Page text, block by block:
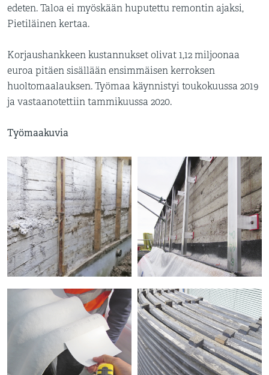
edeten. Taloa ei myöskään huputettu remontin ajaksi,
Pietiläinen kertaa.
Korjaushankkeen kustannukset olivat 1,12 miljoonaa
euroa pitäen sisällään ensimmäisen kerroksen
huoltomaalauksen. Työmaa käynnistyi toukokuussa 2019
ja vastaanotettiin tammikuussa 2020.
Työmaakuvia